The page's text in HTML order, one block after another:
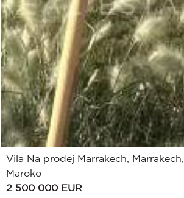
Vila Na prodej Marrakech, Marrakech,
Maroko
2 500 000 EUR